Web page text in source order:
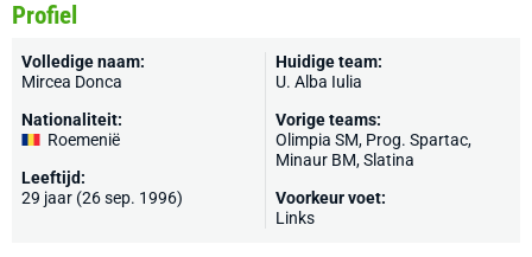
Profiel
Volledige naam:
Mircea Donca
Nationaliteit:
Roemenië
Leeftijd:
29 jaar (26 sep. 1996)
Huidige team:
U. Alba Iulia
Vorige teams:
Olimpia SM, Prog. Spartac,
Minaur BM, Slatina
Voorkeur voet:
Links